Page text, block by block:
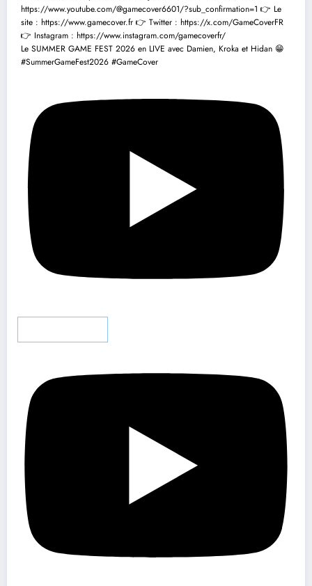
Le SUMMER GAME FEST 2026 en LIVE avec Damien, Kroka et Hidan 😁
#SummerGameFest2026 #GameCover